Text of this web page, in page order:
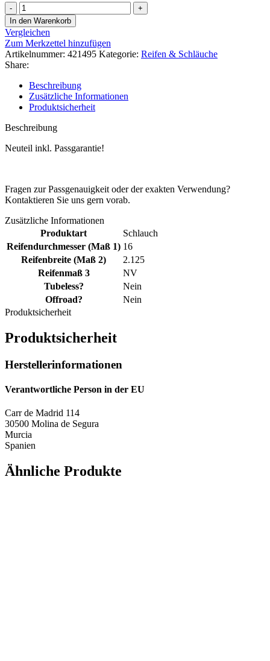
Schlauch
|
16x2,125
|
gebogenes
Ventil
Menge
In den Warenkorb
Vergleichen
Zum Merkzettel hinzufügen
Artikelnummer: 421495 Kategorie: Reifen & Schläuche
Share:
Beschreibung
Zusätzliche Informationen
Produktsicherheit
Beschreibung
Neuteil inkl. Passgarantie!
Fragen zur Passgenauigkeit oder der exakten Verwendung?
Kontaktieren Sie uns gern vorab.
Zusätzliche Informationen
Produktart
Schlauch
Reifendurchmesser (Maß 1) 16
Reifenbreite (Maß 2)
2.125
Reifenmaß 3
NV
Tubeless?
Nein
Offroad?
Nein
Produktsicherheit
Produktsicherheit
Herstellerinformationen
Verantwortliche Person in der EU
Carr de Madrid 114
30500 Molina de Segura
Murcia
Spanien
Ähnliche Produkte